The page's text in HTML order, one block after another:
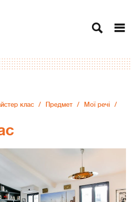
клас Предмет
Мої речі